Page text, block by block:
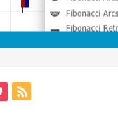
public_html/
on line 4341